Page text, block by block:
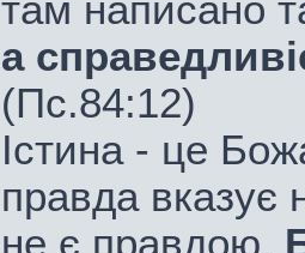
там написано
а
(Пс.84:12)
Істина - це
правда вказує
не є правдою.